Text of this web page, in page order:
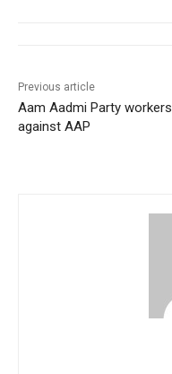
Previous article
Aam Aadmi Party workers
against AAP